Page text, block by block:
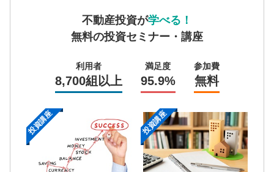
不動産投資が学べる！
無料の投資セミナー・講座
利用者
8,700組以上
満足度
95.9%
参加費
無料
投資講座 投資講座